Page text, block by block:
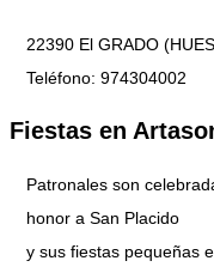
22390 El GRADO
Teléfono: 974304002
Fiestas en
Patronales son
honor a San Placido
y sus fiestas pequeñas